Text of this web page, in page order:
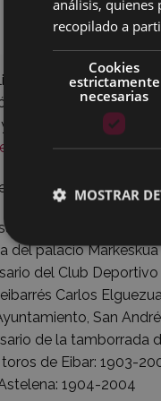
Arrate llevamuchos
Filatélica Arrate
desde entonces,
web(verPDF del
los temas que ha
del órgano de la
del palacio Markeskua
del Club Deportivo
Carlos Elguezua
San
de la tamborrada
de Eibar: 1903-
1904-2004
análisis,
recopilado a
Cookies
estrictamente
necesarias
MOSTRAR